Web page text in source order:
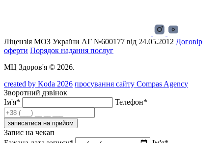
Ліцензія МОЗ України АГ №600177 від 24.05.2012 Договір
оферти Порядок надання послуг
МЦ Здоров'я © 2026.
created by Koda 2026 просування сайту Compas Agency
Зворотний дзвінок
Ім'я*
Телефон*
записатися на прийом
Запис на чекап